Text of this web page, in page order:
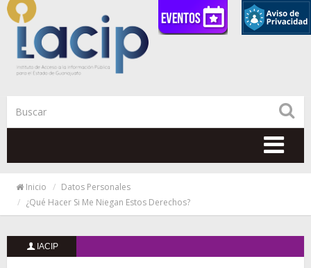
Inicio
Datos Personales
¿Qué Hacer Si Me Niegan Estos Derechos?
IACIP